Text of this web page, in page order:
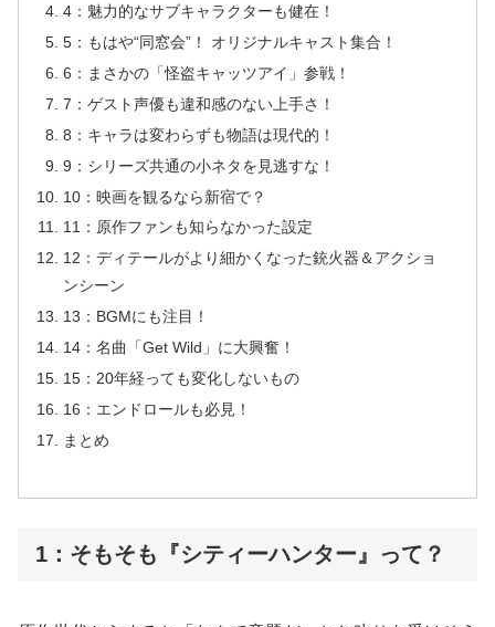
4：魅力的なサブキャラクターも健在！
5：もはや“同窓会”！ オリジナルキャスト集合！
6：まさかの「怪盗キャッツアイ」参戦！
7：ゲスト声優も違和感のない上手さ！
8：キャラは変わらずも物語は現代的！
9：シリーズ共通の小ネタを見逃すな！
10：映画を観るなら新宿で？
11：原作ファンも知らなかった設定
12：ディテールがより細かくなった銃火器＆アクショ
ンシーン
13：BGMにも注目！
14：名曲「Get Wild」に大興奮！
15：20年経っても変化しないもの
16：エンドロールも必見！
まとめ
1：そもそも『シティーハンター』って？